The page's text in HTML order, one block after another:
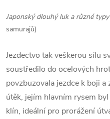
Japonský dlouhý luk a různé
samurajů)
Jezdectvo tak veškerou sílu
soustředilo do ocelových
povzbuzovala jezdce k boji
útěk, jejím hlavním rysem
klín, ideální pro prorážení